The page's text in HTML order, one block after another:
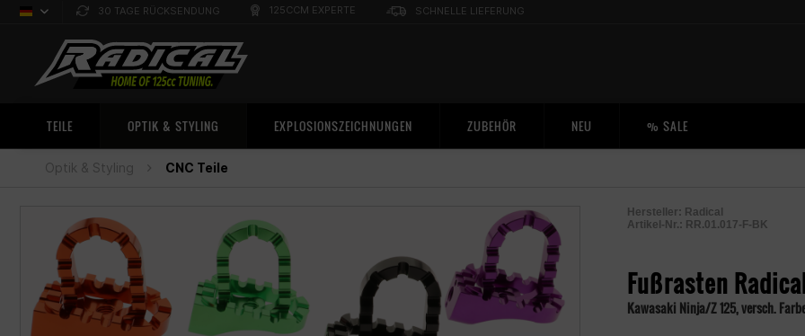
Deutsch
30 TAGE RÜCKSENDUNG 125CCM EXPERTE SCHNELLE LIEFERUNG
TEILE OPTIK & STYLING EXPLOSIONSZEICHNUNGEN ZUBEHÖR NEU % SALE
Optik & Styling CNC Teile
Hersteller: Radical
Artikel-Nr.: RR.01.017-F-BK
Fußrasten
Kawasaki Ninja/Z 125, versch.